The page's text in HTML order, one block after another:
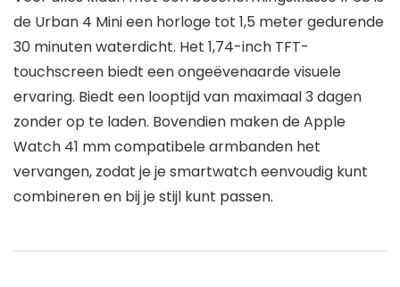
de Urban 4 Mini een horloge tot 1,5 meter gedurende
30 minuten waterdicht. Het 1,74-inch TFT-
touchscreen biedt een ongeëvenaarde visuele
ervaring. Biedt een looptijd van maximaal 3 dagen
zonder op te laden. Bovendien maken de Apple
Watch 41 mm compatibele armbanden het
vervangen, zodat je je smartwatch eenvoudig kunt
combineren en bij je stijl kunt passen.